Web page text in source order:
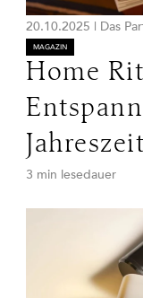
20.10.2025 | Das
MAGAZIN
Home
Jahreszeit
3 min lesedauer